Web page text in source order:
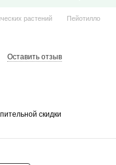
растений Пейотилло
Оставить отзыв
скидки